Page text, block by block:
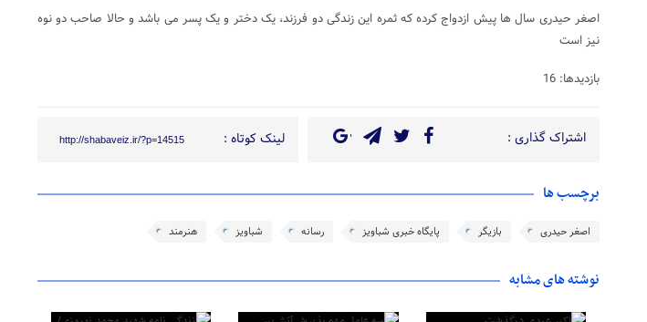
اصغر حیدری سال ها پیش ازدواج کرده که ثمره این زندگی دو فرزند، یک دختر و یک پسر می باشد و حالا صاحب دو نوه
نیز است
بازدیدها: 16
اشتراک گذاری : لینک کوتاه : http://shabaveiz.ir/?p=14515
برچسب ها
اصغر حیدری بازیگر پایگاه خبری شباویز رسانه شباویز هنرمند
نوشته های مشابه